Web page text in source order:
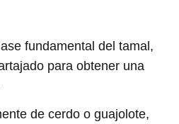
fundamental del tamal,
para obtener una
de cerdo o guajolote,